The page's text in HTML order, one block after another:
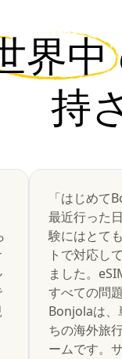
界中
持
「はじめて
最近行った
験にはとて
トで対応し
ました。
すべての問
Bonjolaは、
ちの海外旅
ームです。